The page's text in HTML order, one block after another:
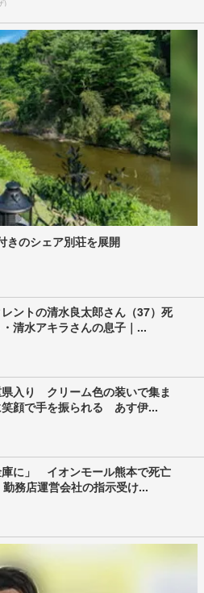
)
きのシェア別荘を展開
ントの清水良太郎さん（37）死
清水アキラさんの息子｜...
入り クリーム色の装いで集ま
笑顔で手を振られる あす伊...
庫に」 イオンモール熊本で死亡
務店運営会社の指示受け...